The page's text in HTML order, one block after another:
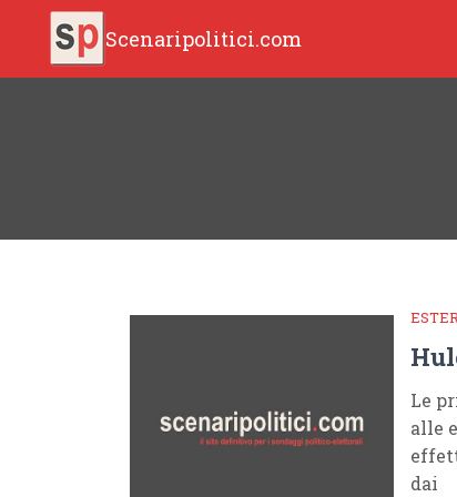
Scenaripolitici.com
Le
alle
dai